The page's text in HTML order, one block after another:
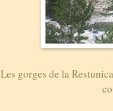
Les gorges de la